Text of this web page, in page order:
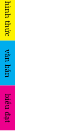
hình thức
văn bản
biểu đạt